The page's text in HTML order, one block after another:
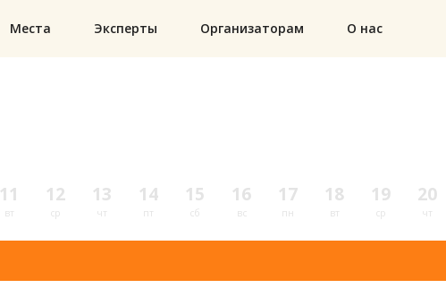
Места Эксперты Организаторам О нас
11
вт
12
ср
13
чт
14
пт
15
сб
16
вс
17
пн
18
вт
19
ср
20
чт